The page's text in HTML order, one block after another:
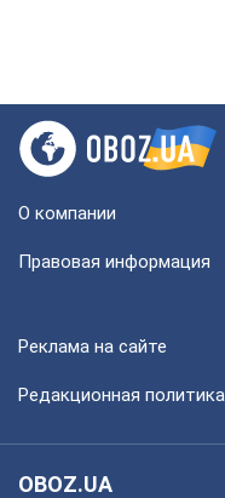
О компании
Правовая информация
Реклама на сайте
Редакционная политика
OBOZ.UA